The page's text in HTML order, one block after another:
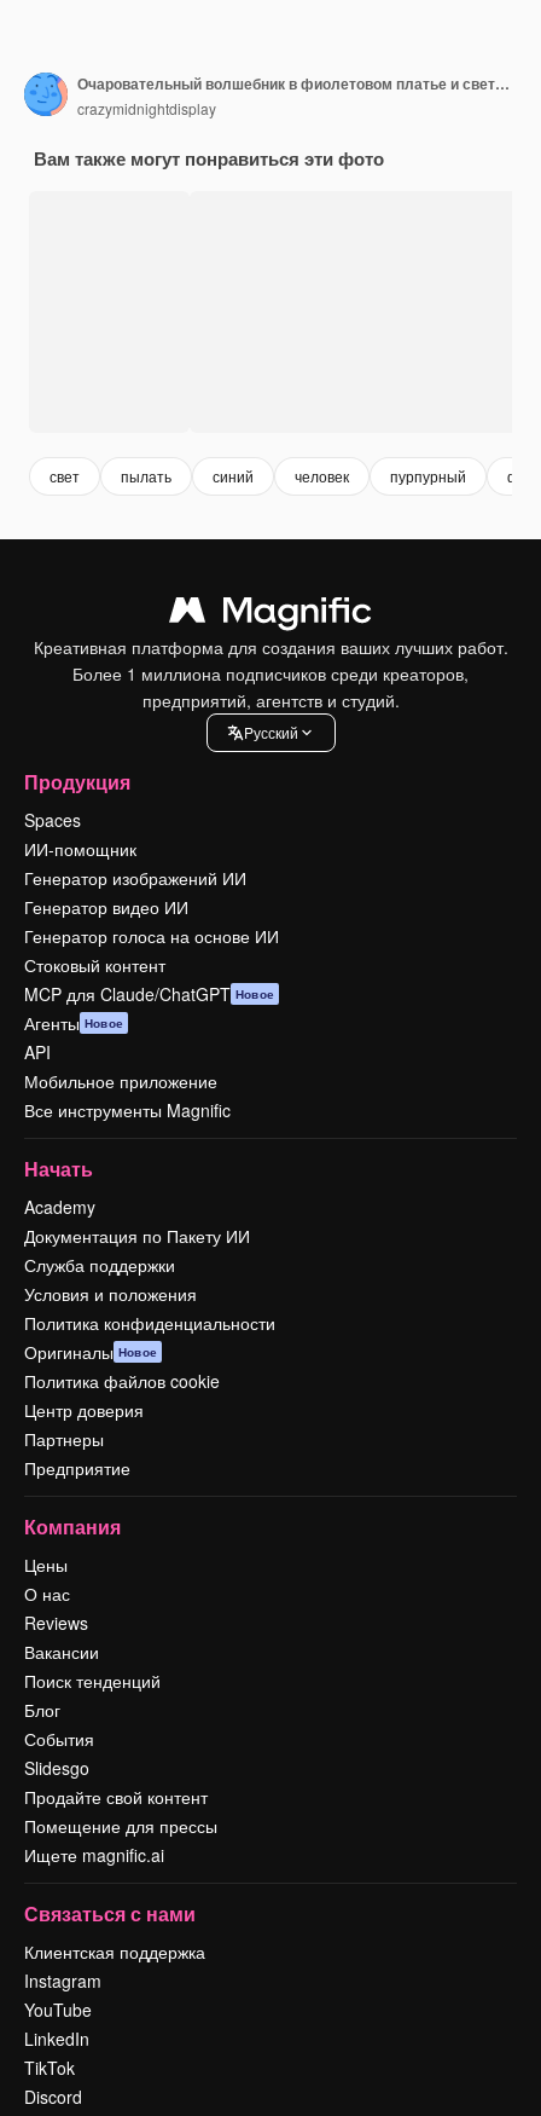
Очаровательный волшебник в фиолетовом платье и светящийся жезл на темном фоне милая иллюстрация мультфильма
crazymidnightdisplay
Вам также могут понравиться эти фото
свет пылать синий человек пурпурный фон
Креативная платформа для создания ваших лучших работ.
Более 1 миллиона подписчиков среди креаторов,
предприятий, агентств и студий.
Pусский
Продукция
Spaces
ИИ-помощник
Генератор изображений ИИ
Генератор видео ИИ
Генератор голоса на основе ИИ
Стоковый контент
MCP для Claude/ChatGPT Новое
Агенты Новое
API
Мобильное приложение
Все инструменты Magnific
Начать
Academy
Документация по Пакету ИИ
Служба поддержки
Условия и положения
Политика конфиденциальности
Оригиналы Новое
Политика файлов cookie
Центр доверия
Партнеры
Предприятие
Компания
Цены
О нас
Reviews
Вакансии
Поиск тенденций
Блог
События
Slidesgo
Продайте свой контент
Помещение для прессы
Ищете magnific.ai
Связаться с нами
Клиентская поддержка
Instagram
YouTube
LinkedIn
TikTok
Discord